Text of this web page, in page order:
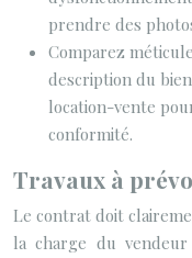
prendre des
Comparez
description du
location-vente
conformité.
Travaux à
Le contrat doit
la charge du